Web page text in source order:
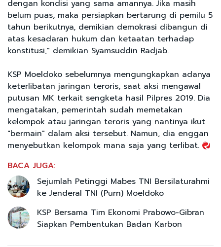
dengan kondisi yang sama amannya. Jika masih
belum puas, maka persiapkan bertarung di pemilu 5
tahun berikutnya, demikian demokrasi dibangun di
atas kesadaran hukum dan ketaatan terhadap
konstitusi," demikian Syamsuddin Radjab.
KSP Moeldoko sebelumnya mengungkapkan adanya
keterlibatan jaringan teroris, saat aksi mengawal
putusan MK terkait sengketa hasil Pilpres 2019. Dia
mengatakan, pemerintah sudah memetakan
kelompok atau jaringan teroris yang nantinya ikut
"bermain" dalam aksi tersebut. Namun, dia enggan
menyebutkan kelompok mana saja yang terlibat.
BACA JUGA:
Sejumlah Petinggi Mabes TNI Bersilaturahmi
ke Jenderal TNI (Purn) Moeldoko
KSP Bersama Tim Ekonomi Prabowo-Gibran
Siapkan Pembentukan Badan Karbon